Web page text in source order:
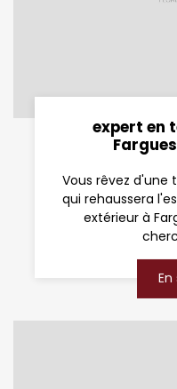
expert en
Vous rêvez d'une
qui rehaussera
extérieur à